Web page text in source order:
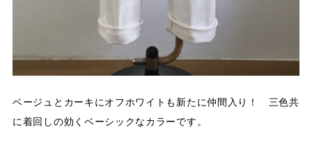
ベージュとカーキにオフホワイトも新たに仲間入り！ 三色共
に着回しの効くベーシックなカラーです。